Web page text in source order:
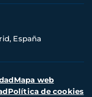
España
Mapa web
Política de cookies